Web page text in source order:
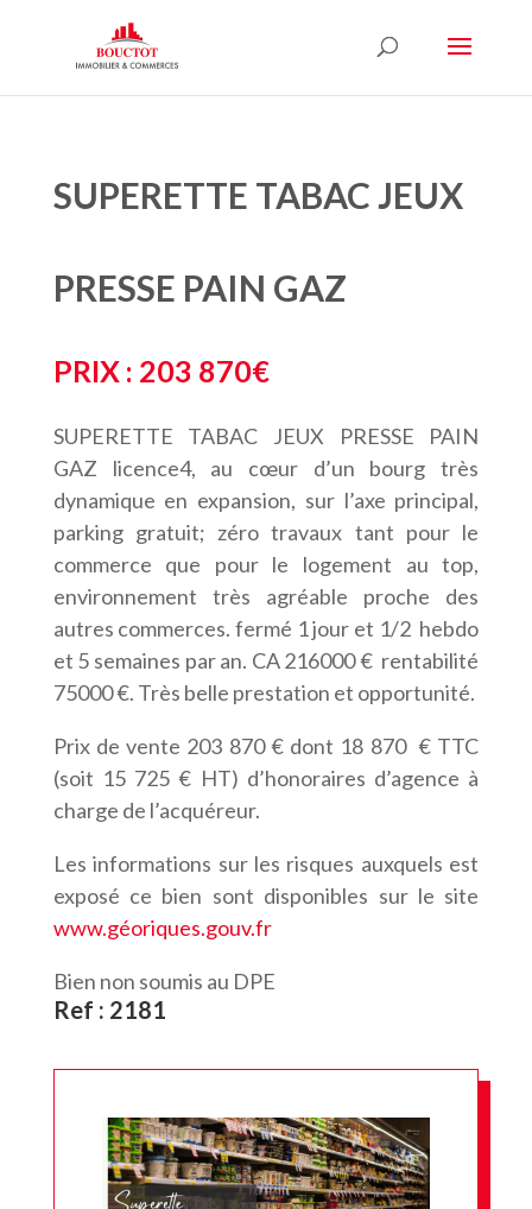
SUPERETTE TABAC JEUX
PRESSE PAIN GAZ
PRIX : 203 870€
SUPERETTE TABAC JEUX PRESSE PAIN
GAZ licence4, au cœur d’un bourg très
dynamique en expansion, sur l’axe principal,
parking gratuit; zéro travaux tant pour le
commerce que pour le logement au top,
environnement très agréable proche des
autres commerces. fermé 1 jour et 1/2 hebdo
et 5 semaines par an. CA 216000 € rentabilité
75000 €. Très belle prestation et opportunité.
Prix de vente 203 870 € dont 18 870 € TTC
(soit 15 725 € HT) d’honoraires d’agence à
charge de l’acquéreur.
Les informations sur les risques auxquels est
exposé ce bien sont disponibles sur le site
www.géoriques.gouv.fr
Bien non soumis au DPE
Ref : 2181